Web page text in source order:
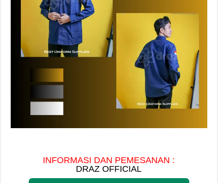
INFORMASI DAN PEMESANAN :
DRAZ OFFICIAL